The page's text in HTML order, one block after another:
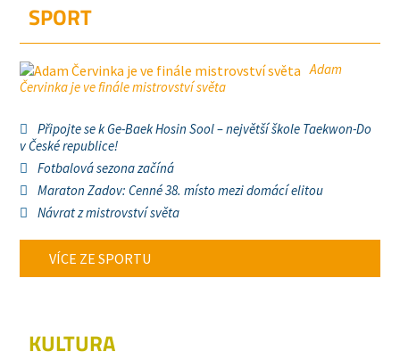
SPORT
Adam
Červinka je ve finále mistrovství světa
Připojte se k Ge-Baek Hosin Sool – největší škole Taekwon-Do
v České republice!
Fotbalová sezona začíná
Maraton Zadov: Cenné 38. místo mezi domácí elitou
Návrat z mistrovství světa
VÍCE ZE SPORTU
KULTURA